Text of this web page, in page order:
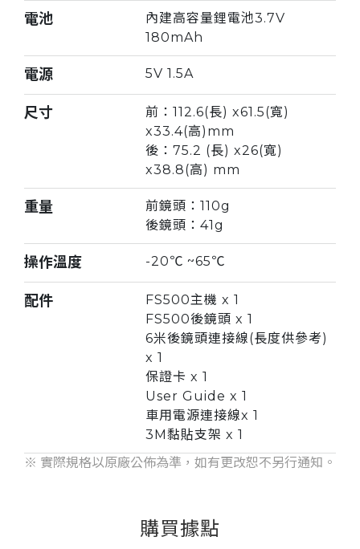
電池
內建高容量鋰電池3.7V
180mAh
電源 5V 1.5A
尺寸
前：112.6(長) x61.5(寬)
x33.4(高)mm
後：75.2 (長) x26(寬)
x38.8(高) mm
重量
前鏡頭：110g
後鏡頭：41g
操作溫度 -20℃ ~65℃
配件
FS500主機 x 1
FS500後鏡頭 x 1
6米後鏡頭連接線(長度供參考)
x 1
保證卡 x 1
User Guide x 1
車用電源連接線x 1
3M黏貼支架 x 1
※ 實際規格以原廠公佈為準，如有更改恕不另行通知。
購買據點